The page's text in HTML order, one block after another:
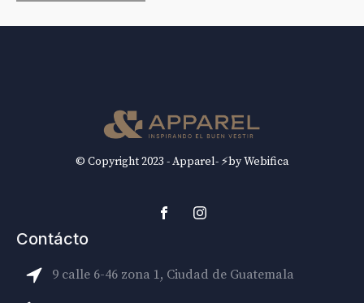
© Copyright 2023 - Apparel- ⚡by Webifica
Contácto
9 calle 6-46 zona 1, Ciudad de Guatemala